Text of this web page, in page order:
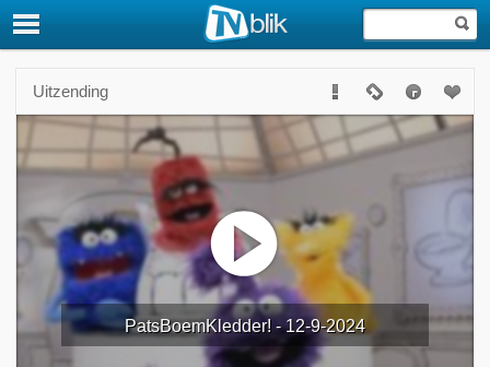
Uitzending
PatsBoemKledder! - 12-9-2024